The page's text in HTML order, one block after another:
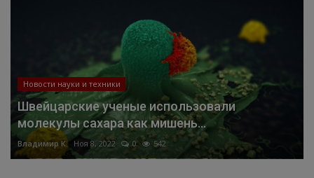
Новости науки и техники
Швейцарские ученые использовали
молекулы сахара как мишень...
Владимир К. Ноя 8, 2022 0 542